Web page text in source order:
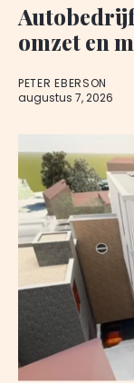
omzet en
PETER EBERSON
augustus 7, 2026